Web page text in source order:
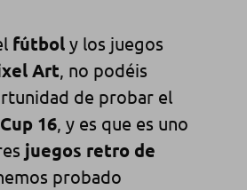
fútboly los juegos
Art , no podéis
de probar el
16, y es que es uno
juegos retro de
probado